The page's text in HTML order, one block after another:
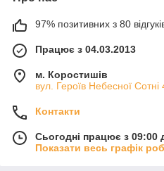
97% позитивних з 80
Працює з 04.03.2013
м. Коростишів
вул. Героїв Небесної
Контакти
Сьогодні працює з 09:00
Показати весь графік